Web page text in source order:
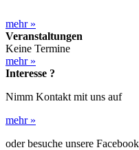
mehr»
Veranstaltungen
Keine Termine
mehr»
Interesse ?
Nimm Kontakt mit uns auf
mehr»
oder besuche unsere